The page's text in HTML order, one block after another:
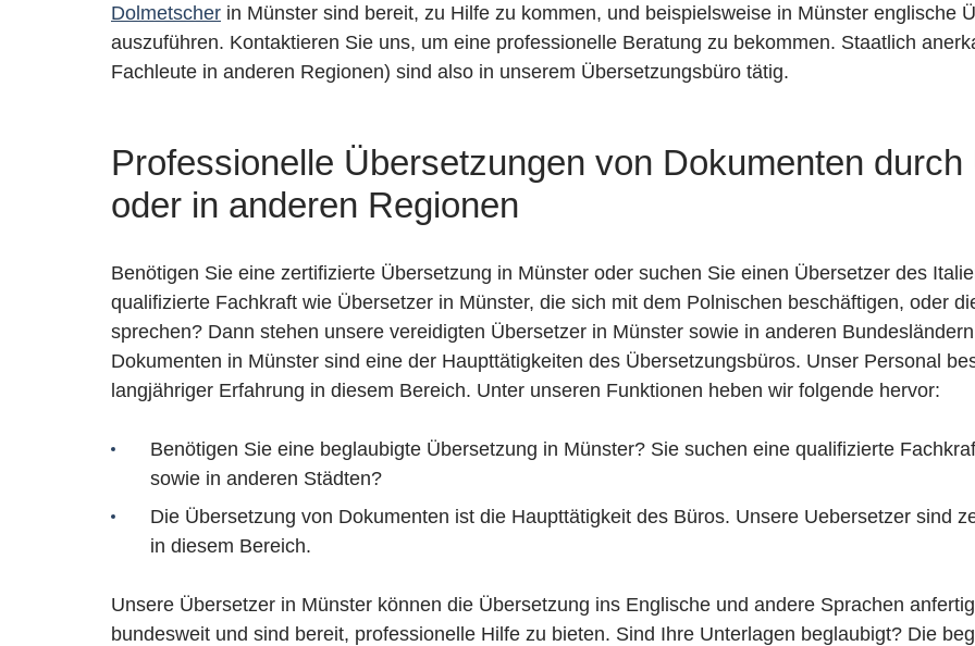
Dolmetscher in Münster sind bereit, zu Hilfe zu kommen, und beispielsweise in Münster englische
auszuführen. Kontaktieren Sie uns, um eine professionelle Beratung zu bekommen. Staatlich
Fachleute in anderen Regionen) sind also in unserem Übersetzungsbüro tätig.
Professionelle Übersetzungen von Dokumenten
oder in anderen Regionen
Benötigen Sie eine zertifizierte Übersetzung in Münster oder suchen Sie einen Übersetzer des
qualifizierte Fachkraft wie Übersetzer in Münster, die sich mit dem Polnischen beschäftigen, oder
sprechen? Dann stehen unsere vereidigten Übersetzer in Münster sowie in anderen
Dokumenten in Münster sind eine der Haupttätigkeiten des Übersetzungsbüros. Unser Personal
langjähriger Erfahrung in diesem Bereich. Unter unseren Funktionen heben wir folgende hervor:
Benötigen Sie eine beglaubigte Übersetzung in Münster? Sie suchen eine qualifizierte
sowie in anderen Städten?
Die Übersetzung von Dokumenten ist die Haupttätigkeit des Büros. Unsere Uebersetzer sind
in diesem Bereich.
Unsere Übersetzer in Münster können die Übersetzung ins Englische und andere Sprachen
bundesweit und sind bereit, professionelle Hilfe zu bieten. Sind Ihre Unterlagen beglaubigt? Die